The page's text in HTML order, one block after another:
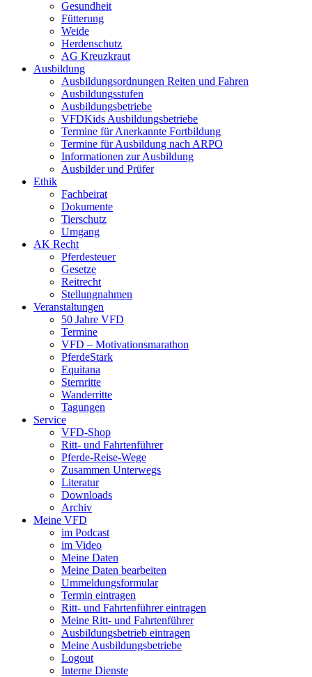
Gesundheit
Fütterung
Weide
Herdenschutz
AG Kreuzkraut
Ausbildung
Ausbildungsordnungen Reiten und Fahren
Ausbildungsstufen
Ausbildungsbetriebe
VFDKids Ausbildungsbetriebe
Termine für Anerkannte Fortbildung
Termine für Ausbildung nach ARPO
Informationen zur Ausbildung
Ausbilder und Prüfer
Ethik
Fachbeirat
Dokumente
Tierschutz
Umgang
AK Recht
Pferdesteuer
Gesetze
Reitrecht
Stellungnahmen
Veranstaltungen
50 Jahre VFD
Termine
VFD – Motivationsmarathon
PferdeStark
Equitana
Sternritte
Wanderritte
Tagungen
Service
VFD-Shop
Ritt- und Fahrtenführer
Pferde-Reise-Wege
Zusammen Unterwegs
Literatur
Downloads
Archiv
Meine VFD
im Podcast
im Video
Meine Daten
Meine Daten bearbeiten
Ummeldungsformular
Termin eintragen
Ritt- und Fahrtenführer eintragen
Meine Ritt- und Fahrtenführer
Ausbildungsbetrieb eintragen
Meine Ausbildungsbetriebe
Logout
Interne Dienste